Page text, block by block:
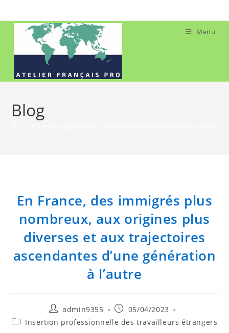
to
content
Menu
Blog
En France, des immigrés plus
nombreux, aux origines plus
diverses et aux trajectoires
ascendantes d’une génération
à l’autre
Auteur/autrice
de
la
admin9355
Publication
publiée :
05/04/2023
PostInsertion professionnelle des travailleurs étrangers